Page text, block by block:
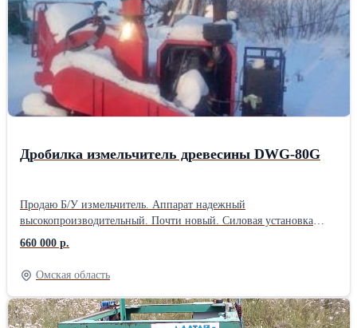
Дробилка измельчитель древесины DWG-80G
Продаю Б/У измельчитель. Аппарат надежный
высокопроизводительный. Почти новый. Силовая установка
Дизель 2000 об/мин (Huafeng Power 37P55J01) 80л.с.
Загрузочное окно 360*280мм. Бревна 260мм глотает на ура.
Гидравлическая подача бревен в дробилку. Надробили всего 50
тонн. Реальная производительность 1200-1500 кг щепы в час.
Устранены незначительные недостатки китайских
производителей. ТОРГ. Переделан выброс щепы бод Биг-Бэг
660 000 р.
Омская область